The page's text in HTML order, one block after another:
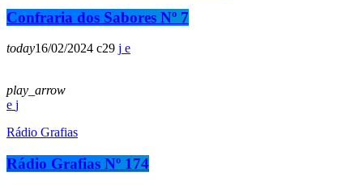
Confraria dos Sabores Nº 7
today16/02/2024 29
play_arrow
Rádio Grafias
Rádio Grafias Nº 174